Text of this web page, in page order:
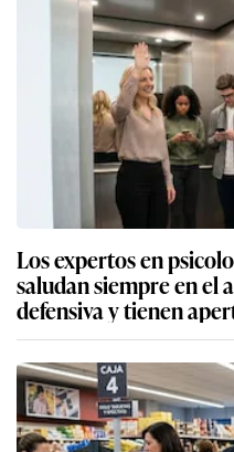
Los expertos en
saludan siempre en el
defensiva y tienen